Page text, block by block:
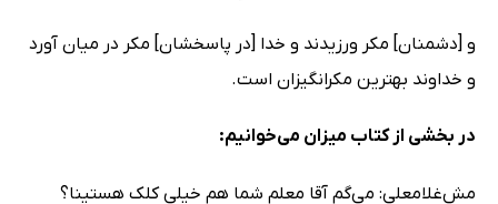
و [دشمنان] مکر ورزیدند و خدا [در پاسخشان] مکر در میان آورد
و خداوند بهترین مکرانگیزان است.
در بخشی از کتاب میزان می‌خوانیم:
مش‌غلامعلی: می‌گم آقا معلم شما هم خیلی کلک هستینا؟